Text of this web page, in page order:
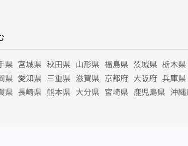
県 宮城県 秋田県 山形県 福島県 茨城県 栃木県
県 愛知県 三重県 滋賀県 京都府 大阪府 兵庫県
県 長崎県 熊本県 大分県 宮崎県 鹿児島県 沖縄